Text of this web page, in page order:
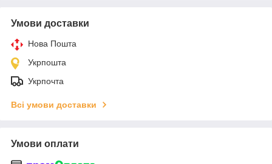
Умови доставки
Нова Пошта
Укрпошта
Укрпочта
Всі умови доставки
Умови оплати